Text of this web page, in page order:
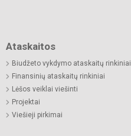
Ataskaitos
Biudžeto vykdymo ataskaitų rinkiniai
Finansinių ataskaitų rinkiniai
Lėšos veiklai viešinti
Projektai
Viešieji pirkimai